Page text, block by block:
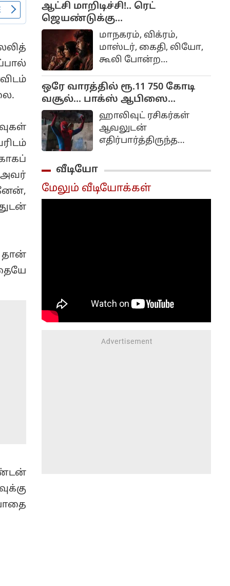
துவங்கப்படவில்லை.
ஆட்சி மாறிடிச்சி!.. ரெட்
ஜெயண்டுக்கு
பயப்படமாட்டோம்!.. DC-க்கு வந்த
சிக்கல்!..
மாநகரம், விக்ரம்,
மாஸ்டர், கைதி, லியோ,
கூலி போன்ற
லோகேஷ் கனகராஜ்
கதாநாயகனாக
நடித்திருக்கும்
திரைப்படம் டிசி.
ஒரே வாரத்தில் ரூ.11 750 கோடி
வசூல்... பாக்ஸ் ஆபிஸை
கலக்கும் ஸ்பைடர்-மேன்:
பிராண்ட் நியூ டே
ஹாலிவுட் ரசிகர்கள்
ஆவலுடன்
எதிர்பார்த்திருந்த
வெற்றிகரமாக
திரையரங்குகளில்
வீடியோ
மேலும் வீடியோக்கள்